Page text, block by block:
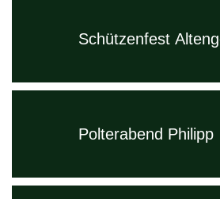
Schützenfest
Polterabend Philipp